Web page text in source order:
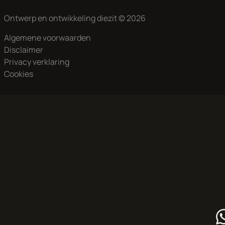
Ontwerp en ontwikkelingdiezit© 2026
Algemene voorwaarden
Disclaimer
Privacy verklaring
Cookies